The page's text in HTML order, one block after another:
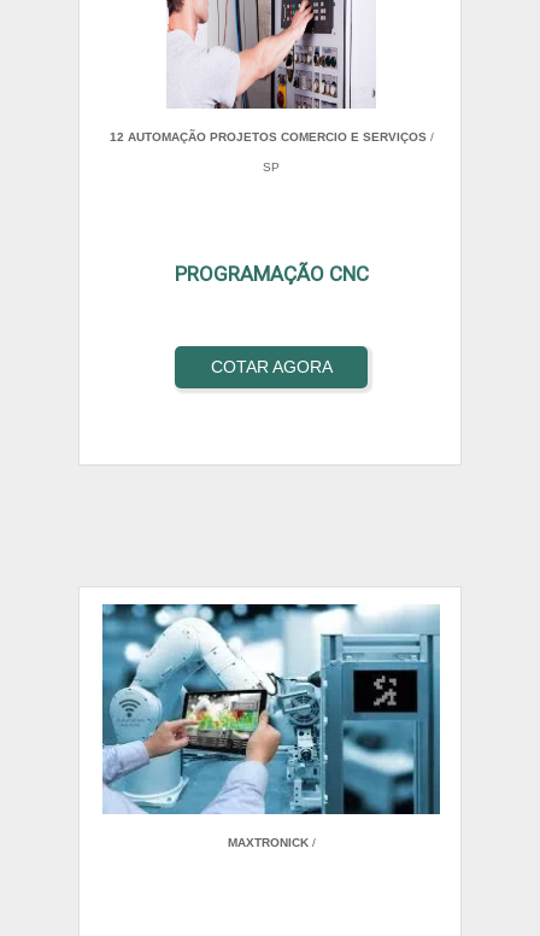
12 AUTOMAÇÃO PROJETOS COMERCIO E SERVIÇOS/
SP
PROGRAMAÇÃO CNC
COTAR AGORA
MAXTRONICK/